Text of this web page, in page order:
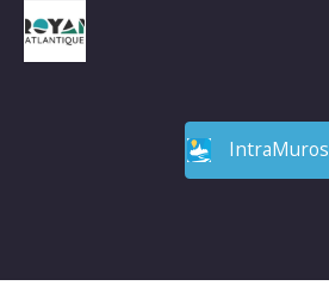
IntraMuros